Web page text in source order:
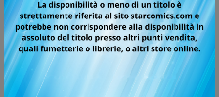
Tutti i fumetti